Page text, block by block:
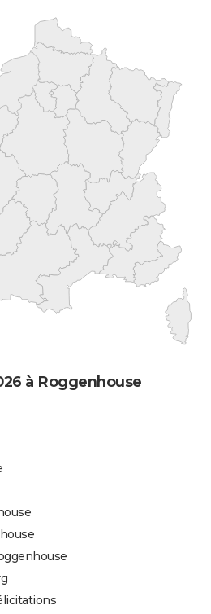
à Roggenhouse